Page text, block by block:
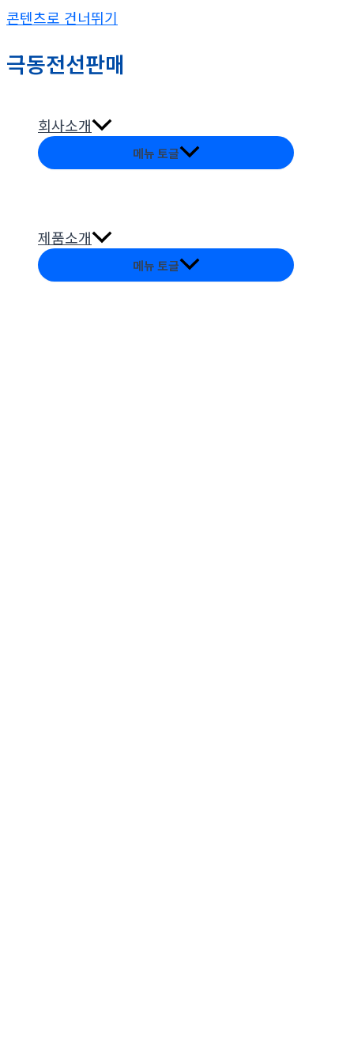
콘텐츠로 건너뛰기
극동전선판매
회사소개
메뉴 토글
제품소개
메뉴 토글